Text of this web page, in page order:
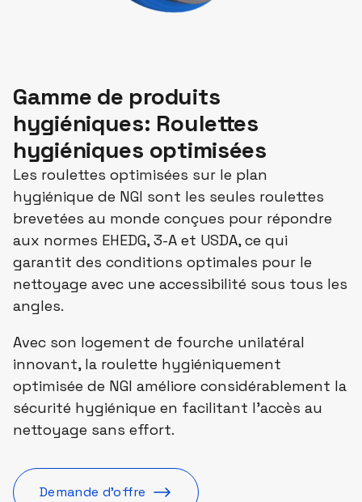
Gamme de produits
hygiéniques: Roulettes
hygiéniques optimisées
Les roulettes optimisées sur le plan
hygiénique de NGI sont les seules roulettes
brevetées au monde conçues pour répondre
aux normes EHEDG, 3-A et USDA, ce qui
garantit des conditions optimales pour le
nettoyage avec une accessibilité sous tous les
angles.
Avec son logement de fourche unilatéral
innovant, la roulette hygiéniquement
optimisée de NGI améliore considérablement la
sécurité hygiénique en facilitant l'accès au
nettoyage sans effort.
Demande d'offre